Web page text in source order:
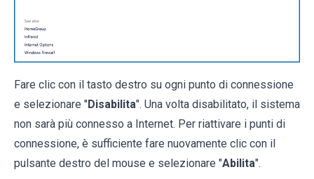
Fare clic con il tasto destro su ogni punto di connessione
e selezionare "Disabilita". Una volta disabilitato, il sistema
non sarà più connesso a Internet. Per riattivare i punti di
connessione, è sufficiente fare nuovamente clic con il
pulsante destro del mouse e selezionare "Abilita".